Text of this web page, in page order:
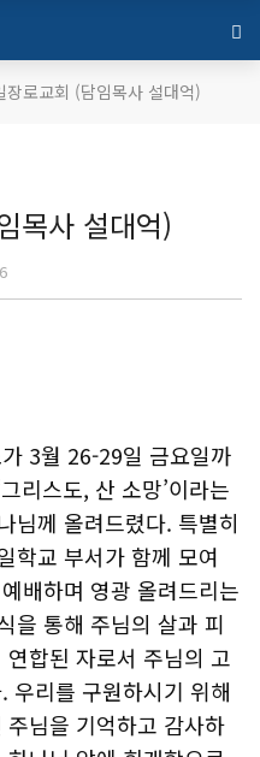
장로교회 (담임목사 설대억)
목사 설대억)
3월 26-29일 금요일까
리스도, 산 소망’이라는
님께 올려드렸다. 특별히
학교 부서가 함께 모여
배하며 영광 올려드리는
을 통해 주님의 살과 피
합된 자로서 주님의 고
우리를 구원하시기 위해
님을 기억하고 감사하